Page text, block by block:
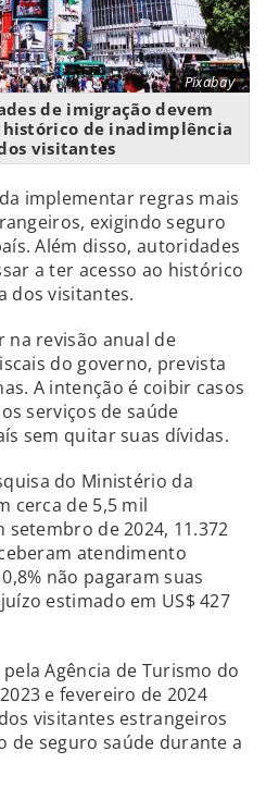
Pixabay
de imigração devem
histórico de inadimplência
visitantes
implementar regras mais
exigindo seguro
Além disso, autoridades
a ter acesso ao histórico
dos visitantes.
na revisão anual de
do governo, prevista
A intenção é coibir casos
serviços de saúde
sem quitar suas dívidas.
do Ministério da
cerca de 5,5 mil
de 2024, 11.372
atendimento
não pagaram suas
estimado em US$ 427
Agência de Turismo do
e fevereiro de 2024
visitantes estrangeiros
de seguro saúde durante a